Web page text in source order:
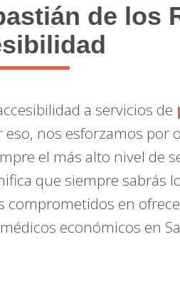
de los
a servicios de
nos esforzamos por
el más alto nivel de
que siempre sabrás
comprometidos en
económicos en